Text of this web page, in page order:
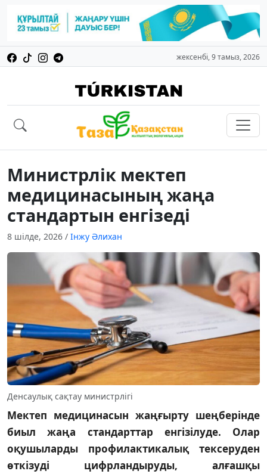
жексенбі, 9 тамыз, 2026
Министрлік мектеп
медицинасының жаңа
стандартын енгізеді
8 шілде, 2026 / Інжу Әлихан
Денсаулық сақтау министрлігі
Мектеп медицинасын жаңғырту шеңберінде
биыл жаңа стандарттар енгізілуде. Олар
оқушыларды профилактикалық тексеруден
өткізуді цифрландыруды, алғашқы